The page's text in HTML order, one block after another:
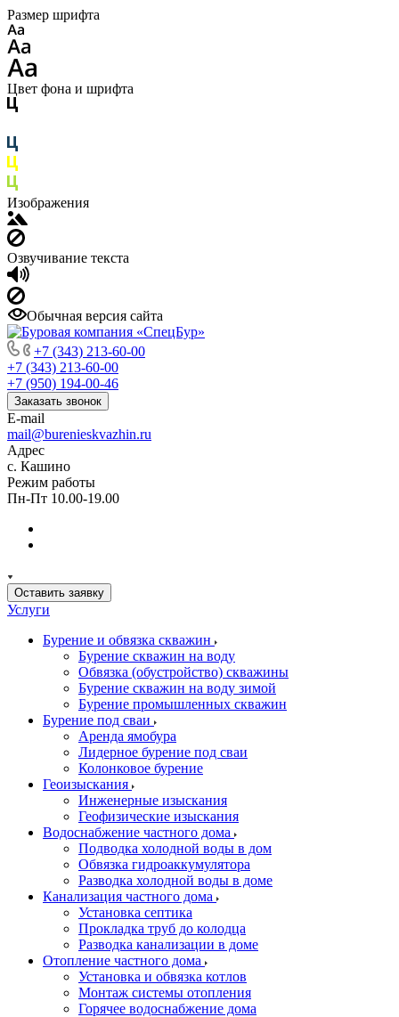
Размер шрифта
Цвет фона и шрифта
Изображения
Озвучивание текста
Обычная версия сайта
+7 (343) 213-60-00
+7 (343) 213-60-00
+7 (950) 194-00-46
Заказать звонок
E-mail
mail@burenieskvazhin.ru
Адрес
с. Кашино
Режим работы
Пн-Пт 10.00-19.00
Оставить заявку
Услуги
Бурение и обвязка скважин
Бурение скважин на воду
Обвязка (обустройство) скважины
Бурение скважин на воду зимой
Бурение промышленных скважин
Бурение под сваи
Аренда ямобура
Лидерное бурение под сваи
Колонковое бурение
Геоизыскания
Инженерные изыскания
Геофизические изыскания
Водоснабжение частного дома
Подводка холодной воды в дом
Обвязка гидроаккумулятора
Разводка холодной воды в доме
Канализация частного дома
Установка септика
Прокладка труб до колодца
Разводка канализации в доме
Отопление частного дома
Установка и обвязка котлов
Монтаж системы отопления
Горячее водоснабжение дома